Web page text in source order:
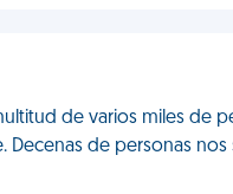
de varios miles de
de personas